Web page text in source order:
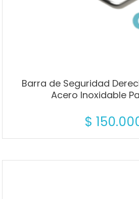
Barra de Seguridad
Acero Inoxidable
$